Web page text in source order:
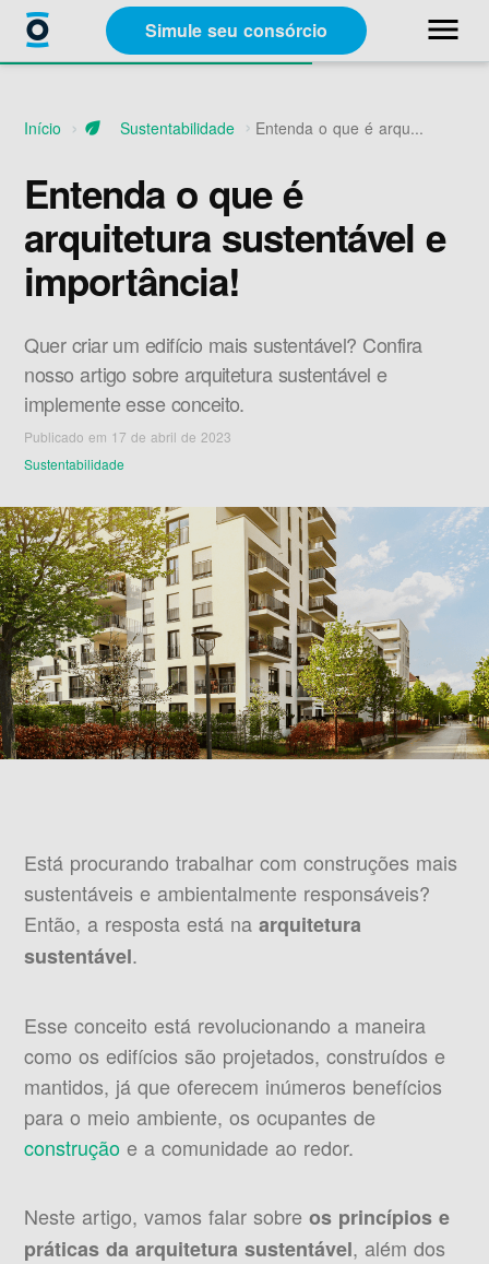
Simule seu consórcio menu
close
Categorias
Sobre a Racon
Início eco Sustentabilidade Entenda o que é arqu...
Entenda o que é
arquitetura sustentável e
importância!
Quer criar um edifício mais sustentável? Confira
nosso artigo sobre arquitetura sustentável e
implemente esse conceito.
Publicado em 17 de abril de 2023
Sustentabilidade
Está procurando trabalhar com construções mais
sustentáveis e ambientalmente responsáveis?
Então, a resposta está naarquitetura
sustentável.
Esse conceito está revolucionando a maneira
como os edifícios são projetados, construídos e
mantidos, já que oferecem inúmeros benefícios
para o meio ambiente, os ocupantes de
construção e a comunidade ao redor.
Neste artigo, vamos falar sobreos princípios e
práticas da arquitetura sustentável, além dos